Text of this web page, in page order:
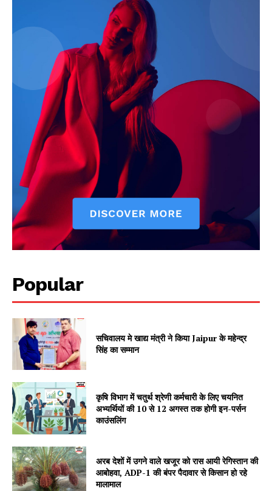
Popular
सचिवालय मे खाद्य मंत्री ने किया Jaipur के महेन्द्र
सिंह का सम्मान
कृषि विभाग में चतुर्थ श्रेणी कर्मचारी के लिए चयनित
अभ्यर्थियों की 10 से 12 अगस्त तक होगी इन-पर्सन
काउंसलिंग
अरब देशों में उगने वाले खजूर को रास आयी रेगिस्तान की
आबोहवा, ADP-1 की बंपर पैदावार से किसान हो रहे
मालामाल